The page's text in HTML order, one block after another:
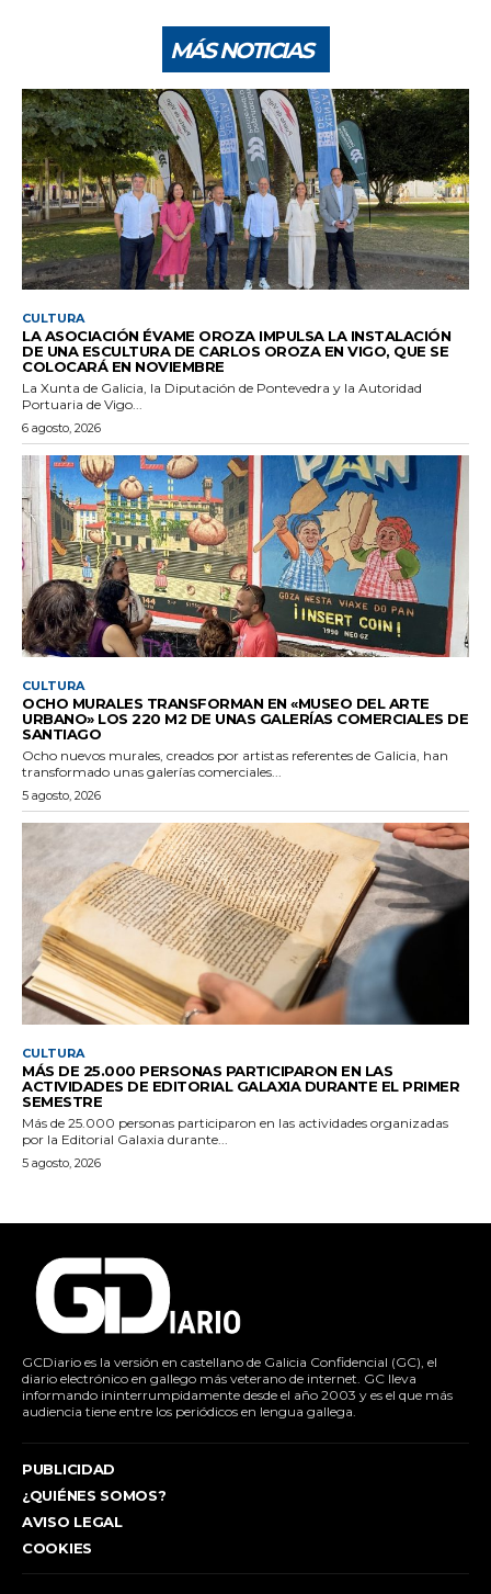
MÁS NOTICIAS
CULTURA
LA ASOCIACIÓN ÉVAME OROZA IMPULSA LA INSTALACIÓN
DE UNA ESCULTURA DE CARLOS OROZA EN VIGO, QUE SE
COLOCARÁ EN NOVIEMBRE
La Xunta de Galicia, la Diputación de Pontevedra y la Autoridad
Portuaria de Vigo...
6 agosto, 2026
CULTURA
OCHO MURALES TRANSFORMAN EN «MUSEO DEL ARTE
URBANO» LOS 220 M2 DE UNAS GALERÍAS COMERCIALES DE
SANTIAGO
Ocho nuevos murales, creados por artistas referentes de Galicia, han
transformado unas galerías comerciales...
5 agosto, 2026
CULTURA
MÁS DE 25.000 PERSONAS PARTICIPARON EN LAS
ACTIVIDADES DE EDITORIAL GALAXIA DURANTE EL PRIMER
SEMESTRE
Más de 25.000 personas participaron en las actividades organizadas
por la Editorial Galaxia durante...
5 agosto, 2026
GCDiario es la versión en castellano de Galicia Confidencial (GC), el
diario electrónico en gallego más veterano de internet. GC lleva
informando ininterrumpidamente desde el año 2003 y es el que más
audiencia tiene entre los periódicos en lengua gallega.
PUBLICIDAD
¿QUIÉNES SOMOS?
AVISO LEGAL
COOKIES